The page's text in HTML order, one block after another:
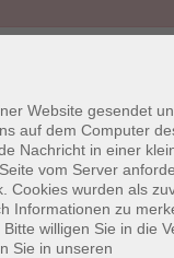
Website gesendet
auf dem Computer
Nachricht in einer
vom Server
Cookies wurden als
Informationen zu
willigen Sie in die
Sie in unseren